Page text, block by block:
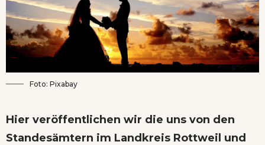
Foto: Pixabay
Hier veröffentlichen wir die uns von den
Standesämtern im Landkreis Rottweil und